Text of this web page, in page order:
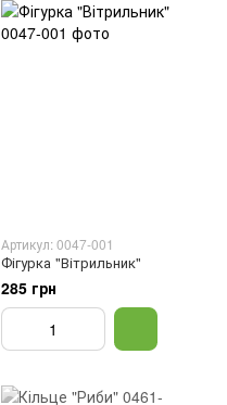
Артикул: 0047-001
Фігурка "Вітрильник"
285 грн